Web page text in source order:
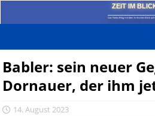
ZEIT IM
Das News-Blog mit dem kritischen Blick auf
Babler: sein neuer
Dornauer, der ihm
14. August 2023